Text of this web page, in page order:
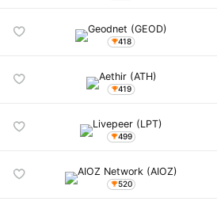
418
419
499
520